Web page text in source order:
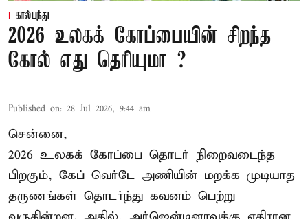
கால்பந்து
2026 உலகக் கோப்பையின் சிறந்த
கோல் எது தெரியுமா ?
Published on: 28 Jul 2026, 9:44 am
சென்னை,
2026 உலகக் கோப்பை தொடர் நிறைவடைந்த
பிறகும், கேப் வெர்டே அணியின் மறக்க முடியாத
தருணங்கள் தொடர்ந்து கவனம் பெற்று